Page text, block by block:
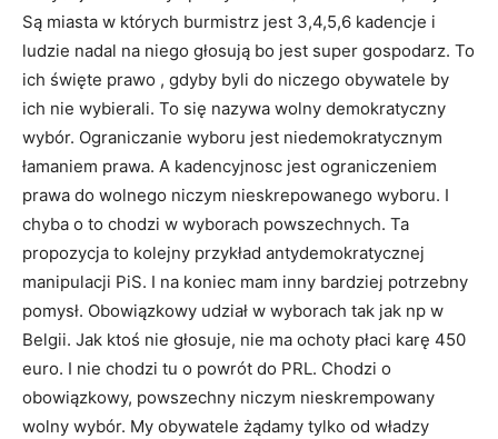
Są miasta w których burmistrz jest 3,4,5,6 kadencje i
ludzie nadal na niego głosują bo jest super gospodarz. To
ich święte prawo , gdyby byli do niczego obywatele by
ich nie wybierali. To się nazywa wolny demokratyczny
wybór. Ograniczanie wyboru jest niedemokratycznym
łamaniem prawa. A kadencyjnosc jest ograniczeniem
prawa do wolnego niczym nieskrepowanego wyboru. I
chyba o to chodzi w wyborach powszechnych. Ta
propozycja to kolejny przykład antydemokratycznej
manipulacji PiS. I na koniec mam inny bardziej potrzebny
pomysł. Obowiązkowy udział w wyborach tak jak np w
Belgii. Jak ktoś nie głosuje, nie ma ochoty płaci karę 450
euro. I nie chodzi tu o powrót do PRL. Chodzi o
obowiązkowy, powszechny niczym nieskrempowany
wolny wybór. My obywatele żądamy tylko od władzy